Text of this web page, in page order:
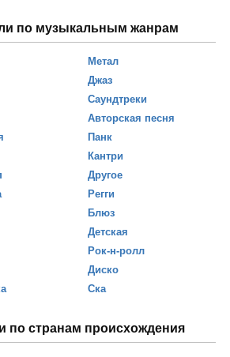
по музыкальным жанрам
Метал
Джаз
Саундтреки
Авторская песня
Панк
Кантри
Другое
Регги
Блюз
Детская
Рок-н-ролл
Диско
Ска
по странам происхождения